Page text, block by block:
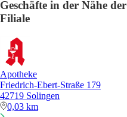
Geschäfte in der Nähe
Filiale
Apotheke
Friedrich-Ebert-Straße 179
42719 Solingen
0,03 km